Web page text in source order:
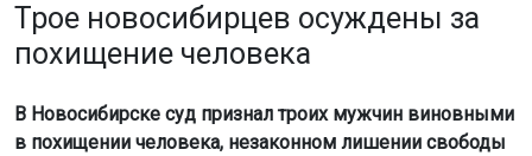
Трое новосибирцев осуждены за
похищение человека
В Новосибирске суд признал троих мужчин виновными
в похищении человека, незаконном лишении свободы